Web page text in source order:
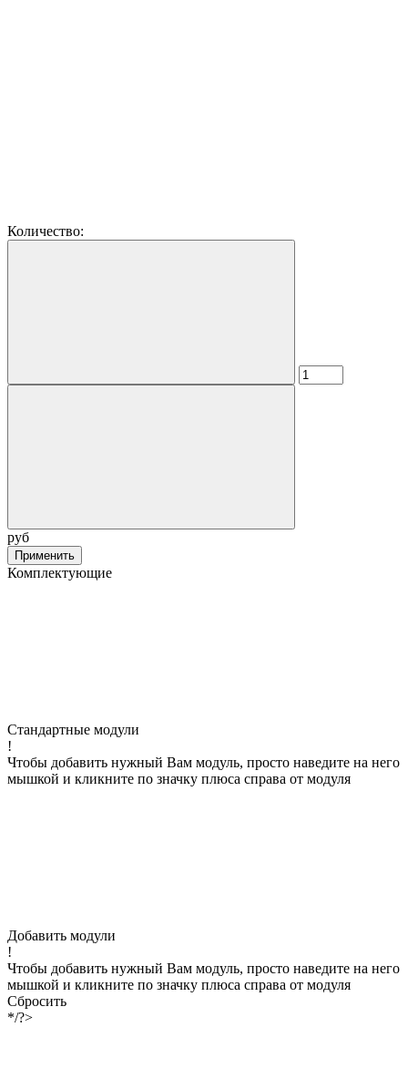
Количество:
руб
Применить
Комплектующие
Стандартные модули
!
Чтобы добавить нужный Вам модуль, просто наведите на него
мышкой и кликните по значку плюса справа от модуля
Добавить модули
!
Чтобы добавить нужный Вам модуль, просто наведите на него
мышкой и кликните по значку плюса справа от модуля
Сбросить
*/?>